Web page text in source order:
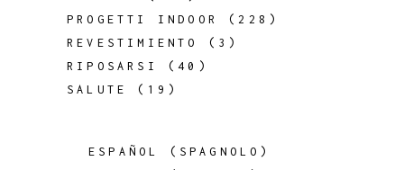
PROGETTI INDOOR
(228)
REVESTIMIENTO
(3)
RIPOSARSI
(40)
SALUTE
(19)
ESPAÑOL ( SPAGNOLO )